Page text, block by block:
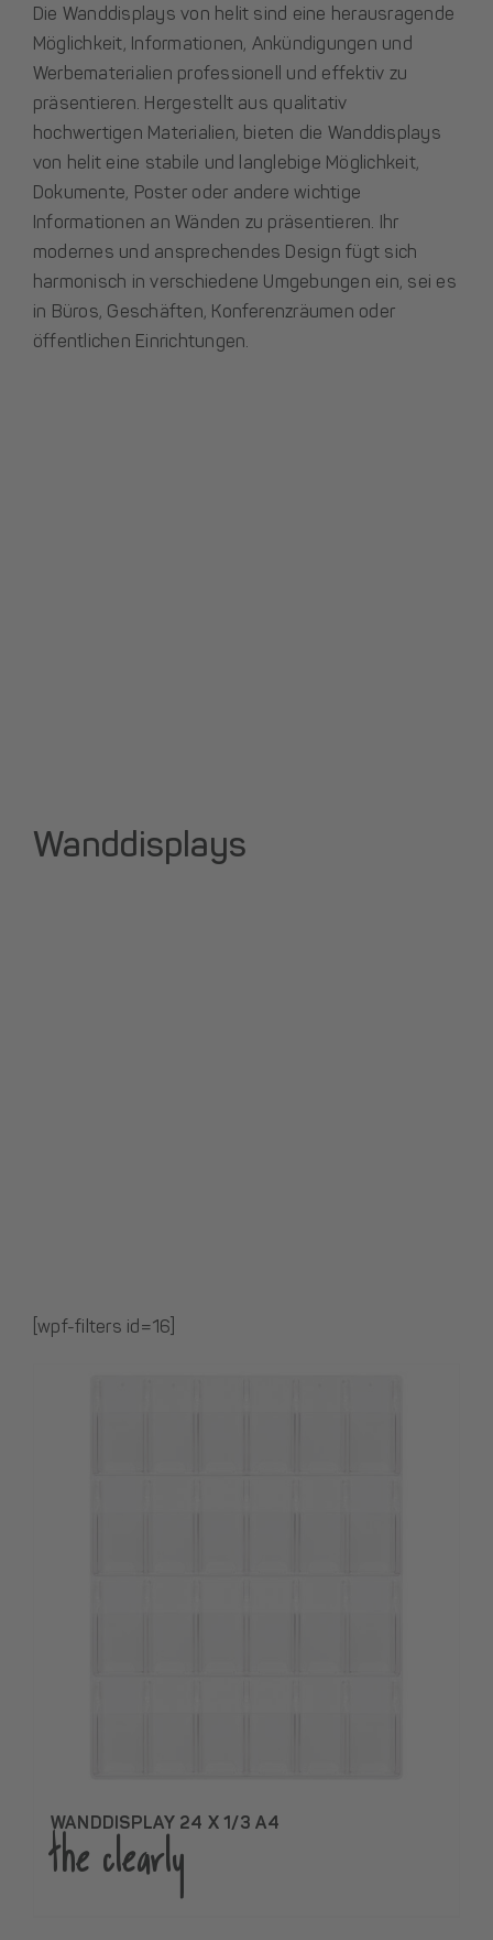
Die Wanddisplays von helit sind eine herausragende
Möglichkeit, Informationen, Ankündigungen und
Werbematerialien professionell und effektiv zu
präsentieren. Hergestellt aus qualitativ
hochwertigen Materialien, bieten die Wanddisplays
von helit eine stabile und langlebige Möglichkeit,
Dokumente, Poster oder andere wichtige
Informationen an Wänden zu präsentieren. Ihr
modernes und ansprechendes Design fügt sich
harmonisch in verschiedene Umgebungen ein, sei es
in Büros, Geschäften, Konferenzräumen oder
öffentlichen Einrichtungen.
Wanddisplays
[wpf-filters id=16]
WANDDISPLAY 24 X 1/3 A4
the clearly